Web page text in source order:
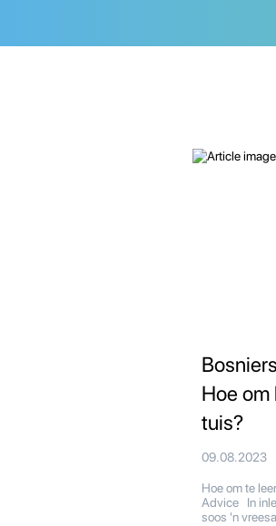
Hoe
tuis?
09.08.2023
Hoe om te
Advice In
soos 'n